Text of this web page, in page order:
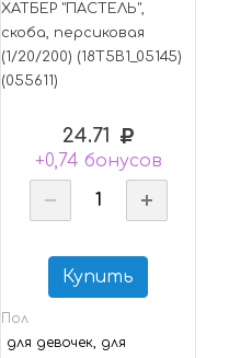
ХАТБЕР "ПАСТЕЛЬ",
скоба, персиковая
(1/20/200) (18Т5В1_05145)
(055611)
24.71
+0,74 бонусов
Купить
Пол
для девочек, для